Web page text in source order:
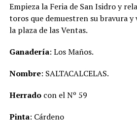
Empieza la Feria de San Isidro y
toros que demuestren su bravura y
la plaza de las Ventas.
Ganadería: Los Maños.
Nombre: SALTACALCELAS.
Herradocon el Nº 59
Pinta: Cárdeno